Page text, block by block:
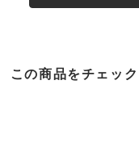
この商品をチェッ